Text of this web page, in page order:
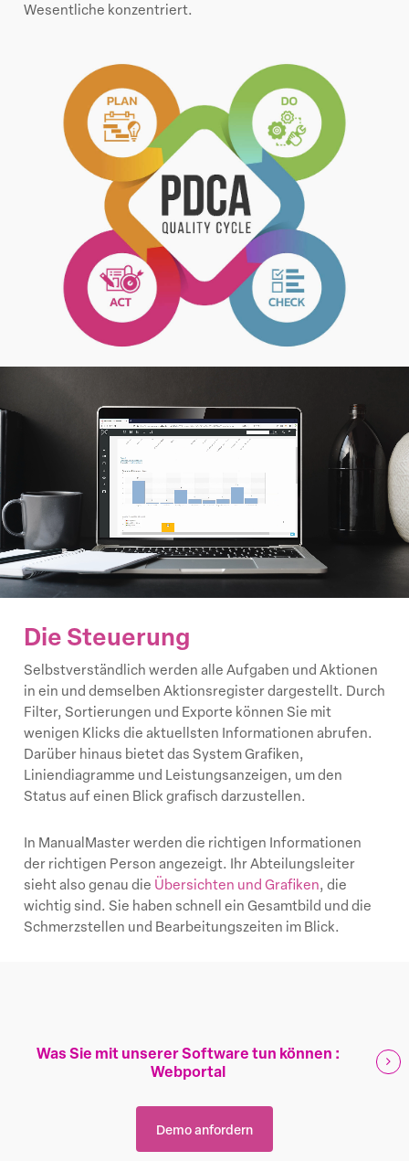
Wesentliche konzentriert.
Die Steuerung
Selbstverständlich werden alle Aufgaben und Aktionen
in ein und demselben Aktionsregister dargestellt. Durch
Filter, Sortierungen und Exporte können Sie mit
wenigen Klicks die aktuellsten Informationen abrufen.
Darüber hinaus bietet das System Grafiken,
Liniendiagramme und Leistungsanzeigen, um den
Status auf einen Blick grafisch darzustellen.
In ManualMaster werden die richtigen Informationen
der richtigen Person angezeigt. Ihr Abteilungsleiter
sieht also genau die Übersichten und Grafiken, die
wichtig sind. Sie haben schnell ein Gesamtbild und die
Schmerzstellen und Bearbeitungszeiten im Blick.
Was Sie mit unserer Software tun können :
Webportal
Demo anfordern